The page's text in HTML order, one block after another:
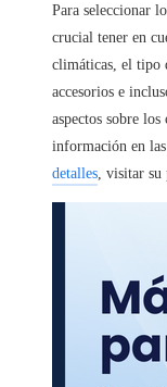
Para seleccionar
crucial tener en
climáticas, el tipo
accesorios e
aspectos sobre los
información en
detalles , visitar su